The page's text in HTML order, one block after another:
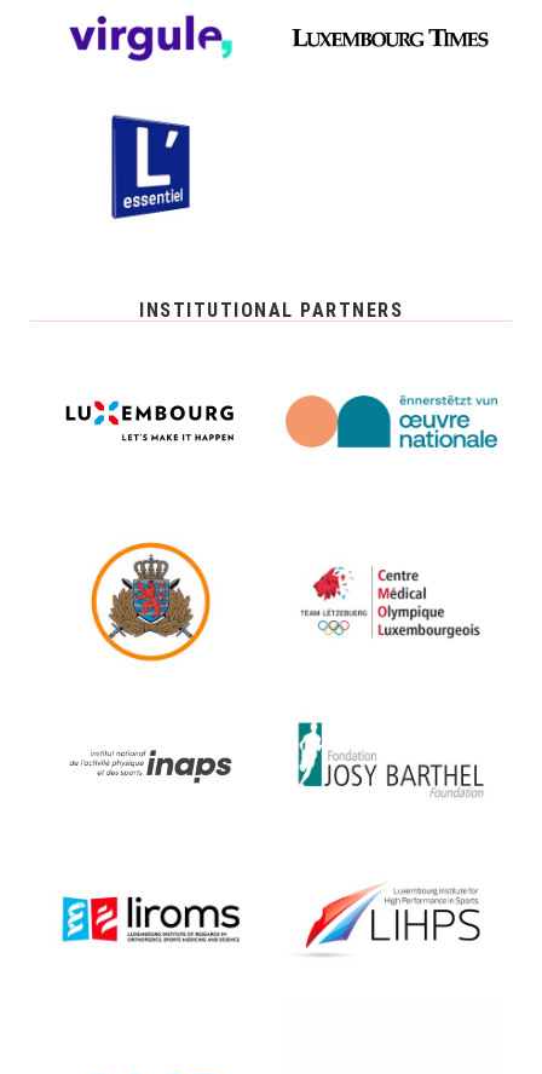
INSTITUTIONAL PARTNERS